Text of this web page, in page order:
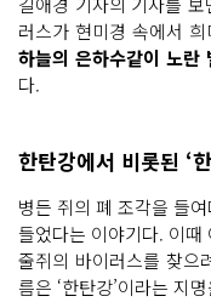
러스가 현미경 속에서
하늘의 은하수같이 노란
다.
한탄강에서 비롯된 ‘
병든 쥐의 폐 조각을 들
들었다는 이야기다. 이
줄쥐의 바이러스를 찾으
름은 ‘한탄강’이라는 지